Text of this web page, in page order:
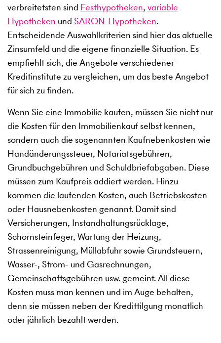
verbreitetsten sind Festhypotheken, variable
Hypotheken und SARON-Hypotheken.
Entscheidende Auswahlkriterien sind hier das aktuelle
Zinsumfeld und die eigene finanzielle Situation. Es
empfiehlt sich, die Angebote verschiedener
Kreditinstitute zu vergleichen, um das beste Angebot
für sich zu finden.
Wenn Sie eine Immobilie kaufen, müssen Sie nicht nur
die Kosten für den Immobilienkauf selbst kennen,
sondern auch die sogenannten Kaufnebenkosten wie
Handänderungssteuer, Notariatsgebühren,
Grundbuchgebühren und Schuldbriefabgaben. Diese
müssen zum Kaufpreis addiert werden. Hinzu
kommen die laufenden Kosten, auch Betriebskosten
oder Hausnebenkosten genannt. Damit sind
Versicherungen, Instandhaltungsrücklage,
Schornsteinfeger, Wartung der Heizung,
Strassenreinigung, Müllabfuhr sowie Grundsteuern,
Wasser-, Strom- und Gasrechnungen,
Gemeinschaftsgebühren usw. gemeint. All diese
Kosten muss man kennen und im Auge behalten,
denn sie müssen neben der Kredittilgung monatlich
oder jährlich bezahlt werden.